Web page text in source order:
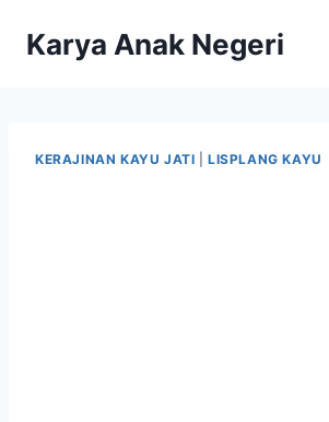
Karya Anak Negeri
KERAJINAN KAYU JATI |LISPLANG KAYU